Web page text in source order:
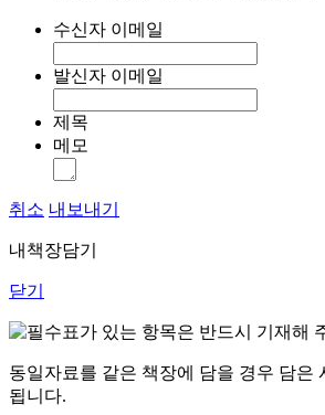
수신자 이메일
발신자 이메일
제목
메모
취소 내보내기
내책장담기
닫기
표가 있는 항목은 반드시 기재해
동일자료를 같은 책장에 담을 경우 담은
됩니다.